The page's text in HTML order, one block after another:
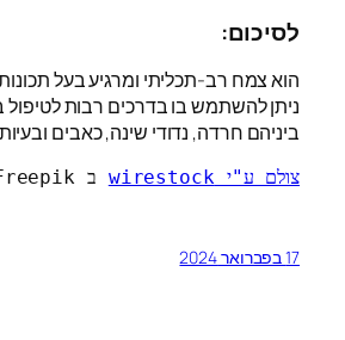
לסיכום:
הוא צמח רב-תכליתי ומרגיע בעל
ניתן להשתמש בו בדרכים רבות לטיפול
ביניהם חרדה, נדודי שינה, כאבים
צולם ע"י wirestock ב Freepik
17 בפברואר 2024